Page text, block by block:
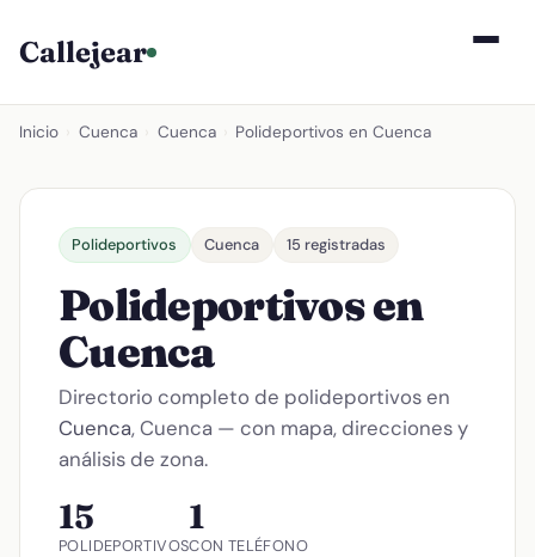
Callejear
Inicio Cuenca Cuenca Polideportivos en Cuenca
Polideportivos Cuenca 15 registradas
Polideportivos en
Cuenca
Directorio completo de polideportivos en
Cuenca, Cuenca — con mapa, direcciones y
análisis de zona.
15
POLIDEPORTIVOS
1
CON TELÉFONO